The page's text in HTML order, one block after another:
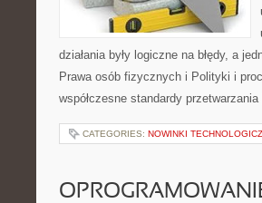
działania były logiczne na błędy, a
Prawa osób fizycznych i Polityki i
współczesne standardy
CATEGORIES: NOWINKI